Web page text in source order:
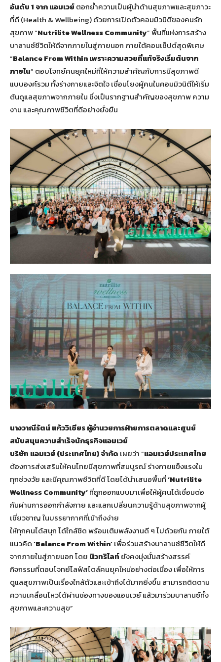
อันดับ 1 จาก แอมเวย์ตอกย้ำความเป็นผู้นำด้านสุขภาพและสุขภาวะ
ที่ดี (Health & Wellbeing) ด้วยการเปิดตัวคอมมิวนิตีของคนรัก
สุขภาพ “Nutrilite Wellness Community” พื้นที่แห่งการสร้าง
บาลานซ์ชีวิตให้ดีจากภายในสู่ภายนอก ภายใต้คอนเซ็ปต์สุดพิเศษ
“Balance From Within เพราะความสวยที่แท้จริงเริ่มต้นจาก
ภายใน” ตอบโจทย์คนยุคใหม่ที่ให้ความสำคัญกับการมีสุขภาพดี
แบบองค์รวม ทั้งร่างกายและจิตใจ เชื่อมโยงผู้คนในคอมมิวนิตีให้เริ่ม
ต้นดูแลสุขภาพจากภายใน ซึ่งเป็นรากฐานสำคัญของสุขภาพ ความ
งาม และคุณภาพชีวิตที่ดีอย่างยั่งยืน
นางวาณีรัตน์ แก้ววิเชียร ผู้อำนวยการฝ่ายการตลาดและศูนย์
สนับสนุนความสำเร็จนักธุรกิจแอมเวย์
บริษัท แอมเวย์ (ประเทศไทย) จำกัด เผยว่า “แอมเวย์ประเทศไทย
ต้องการส่งเสริมให้คนไทยมีสุขภาพที่สมบูรณ์ ร่างกายแข็งแรงใน
ทุกช่วงวัย และมีคุณภาพชีวิตที่ดี โดยได้นำเสนอพื้นที่‘Nutrilite
Wellness Community’ที่ถูกออกแบบมาเพื่อให้ผู้คนได้เชื่อมต่อ
กันผ่านการออกกำลังกาย และแลกเปลี่ยนความรู้ด้านสุขภาพจากผู้
เชี่ยวชาญ ในบรรยากาศที่เข้าถึงง่าย
ให้ทุกคนได้สนุก ได้ใกล้ชิด พร้อมเติมพลังงานดี ๆ ไปด้วยกัน ภายใต้
แนวคิด‘Balance From Within’เพื่อร่วมสร้างบาลานซ์ชีวิตให้ดี
จากภายในสู่ภายนอก โดย นิวทริไลท์ยังคงมุ่งมั่นสร้างสรรค์
กิจกรรมที่ตอบโจทย์ไลฟ์สไตล์คนยุคใหม่อย่างต่อเนื่อง เพื่อให้การ
ดูแลสุขภาพเป็นเรื่องใกล้ตัวและเข้าถึงได้มากยิ่งขึ้น สามารถติดตาม
ความเคลื่อนไหวได้ผ่านช่องทางของแอมเวย์ แล้วมาร่วมบาลานซ์ทั้ง
สุขภาพและความสุข”